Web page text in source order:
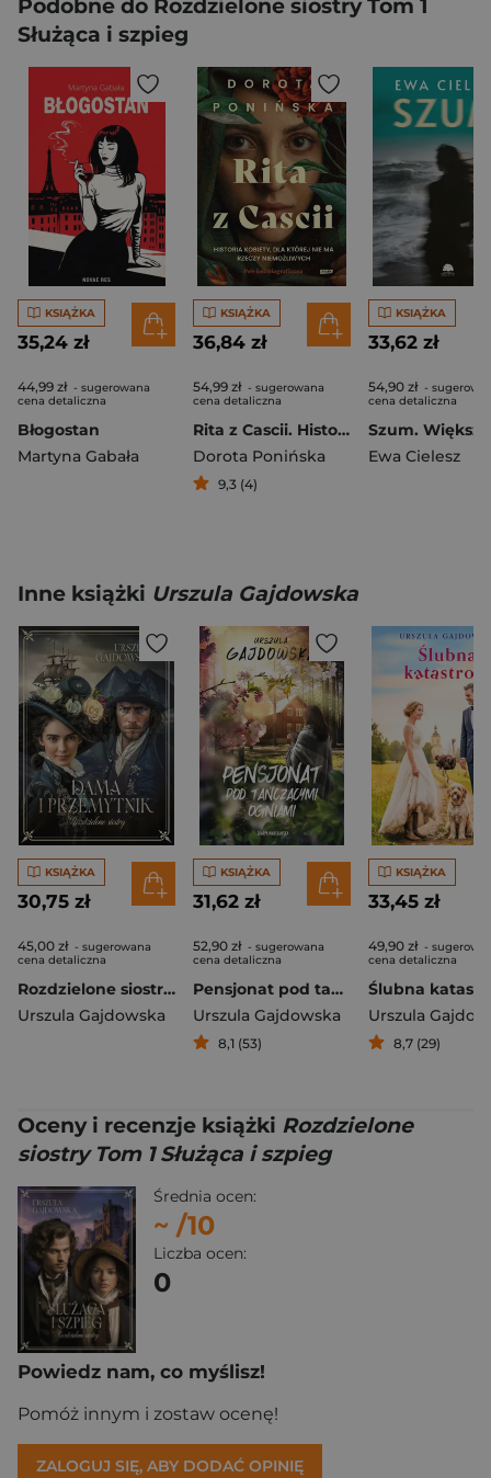
Podobne do Rozdzielone siostry Tom 1
Służąca i szpieg
KSIĄŻKA
35,24 zł
44,99 zł - sugerowana
cena detaliczna
Błogostan
Martyna Gabała
KSIĄŻKA
36,84 zł
54,99 zł - sugerowana
cena detaliczna
Rita z Cascii. Historia kobiety, dla której nie ma rzeczy niemożliwych
Dorota Ponińska
9,3 (4)
KSIĄŻKA
33,62 zł
54,90 zł -
cena detaliczna
Ewa Cielesz
Inne książki Urszula Gajdowska
KSIĄŻKA
30,75 zł
45,00 zł - sugerowana
cena detaliczna
Rozdzielone siostry Tom 2 Dama i przemytnik
Urszula Gajdowska
KSIĄŻKA
31,62 zł
52,90 zł - sugerowana
cena detaliczna
Pensjonat pod tańczącymi ogniami
Urszula Gajdowska
8,1 (53)
KSIĄŻKA
33,45 zł
49,90 zł -
cena detaliczna
Ślubna
Urszula
8,7 (29)
Oceny i recenzje książki Rozdzielone
siostry Tom 1 Służąca i szpieg
Średnia ocen:
~ /10
Liczba ocen:
0
Powiedz nam, co myślisz!
Pomóż innym i zostaw ocenę!
ZALOGUJ SIĘ, ABY DODAĆ OPINIĘ